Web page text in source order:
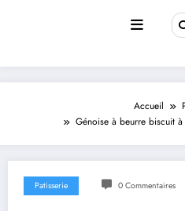
Accueil
Génoise à beurre biscuit
Patisserie 0 Commentaires